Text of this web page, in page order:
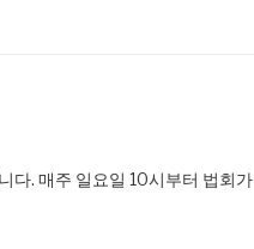
다. 매주 일요일 10시부터 법회가